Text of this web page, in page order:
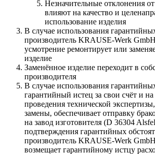
Незначительные отклонения
влияют на качество и
использование изделия
В случае использования
производитель KRAUSE-Werk
усмотрение ремонтирует или
изделие
Заменённое изделие переходит в
производителя
В случае использования
гарантийный истец за свои счёт и
проведения технической
замены, обеспечивает отправку
на завод изготовителя (D 36304
подтверждения гарантийных
производитель KRAUSE-Werk
возмещает гарантийному истцу